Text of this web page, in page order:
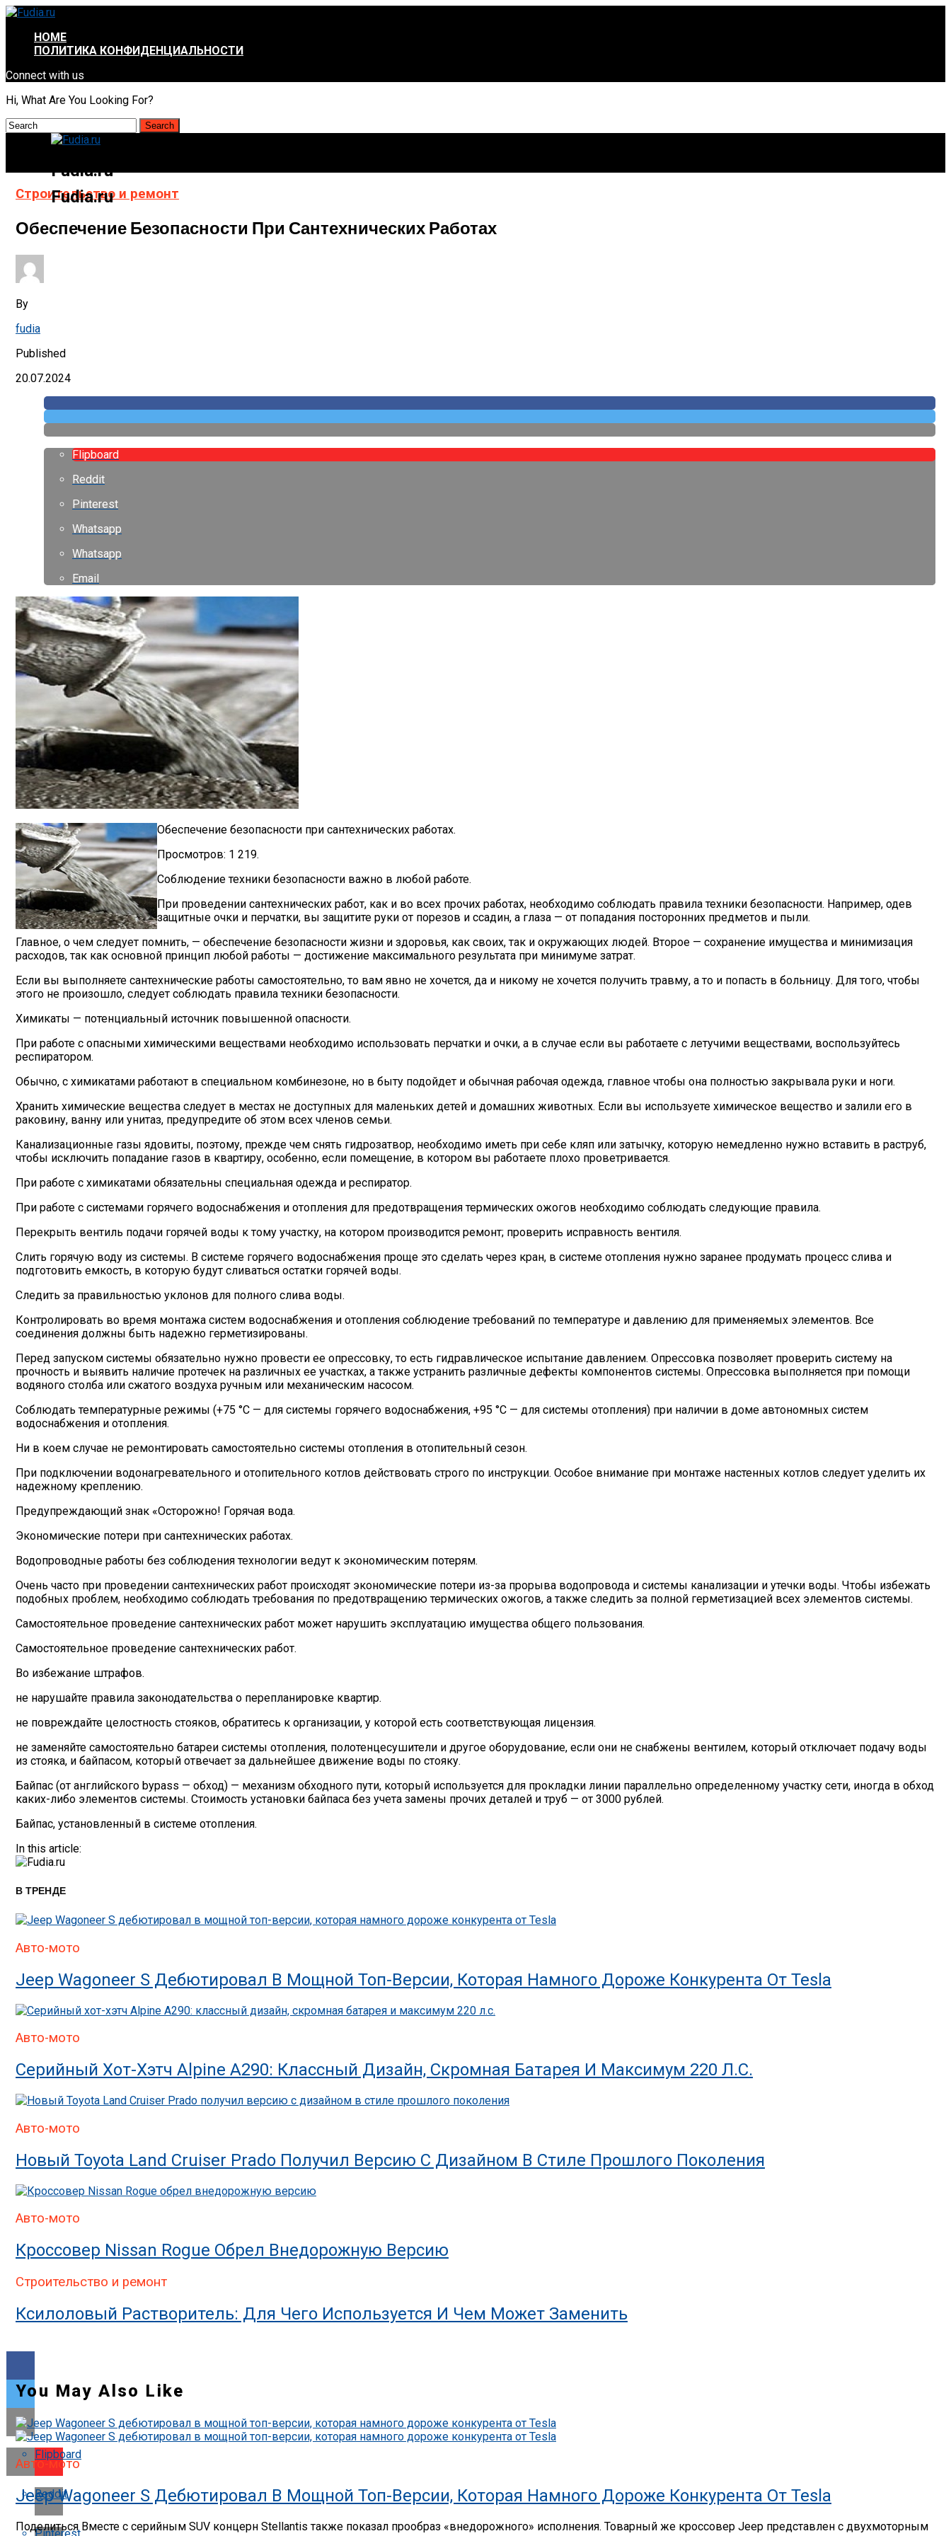
HOME
ПОЛИТИКА КОНФИДЕНЦИАЛЬНОСТИ
Connect with us
Hi, What Are You Looking For?
Fudia.ru
Fudia.ru
Строительство и ремонт
Обеспечение Безопасности При Сантехнических Работах
By
fudia
Published
20.07.2024
Flipboard
Reddit
Pinterest
Whatsapp
Whatsapp
Email
Обеспечение безопасности при сантехнических работах.
Просмотров: 1 219.
Соблюдение техники безопасности важно в любой работе.
При проведении сантехнических работ, как и во всех прочих работах, необходимо соблюдать правила техники безопасности. Например, одев
защитные очки и перчатки, вы защитите руки от порезов и ссадин, а глаза — от попадания посторонних предметов и пыли.
Главное, о чем следует помнить, — обеспечение безопасности жизни и здоровья, как своих, так и окружающих людей. Второе — сохранение имущества и минимизация
расходов, так как основной принцип любой работы — достижение максимального результата при минимуме затрат.
Если вы выполняете сантехнические работы самостоятельно, то вам явно не хочется, да и никому не хочется получить травму, а то и попасть в больницу. Для того, чтобы
этого не произошло, следует соблюдать правила техники безопасности.
Химикаты — потенциальный источник повышенной опасности.
При работе с опасными химическими веществами необходимо использовать перчатки и очки, а в случае если вы работаете с летучими веществами, воспользуйтесь
респиратором.
Обычно, с химикатами работают в специальном комбинезоне, но в быту подойдет и обычная рабочая одежда, главное чтобы она полностью закрывала руки и ноги.
Хранить химические вещества следует в местах не доступных для маленьких детей и домашних животных. Если вы используете химическое вещество и залили его в
раковину, ванну или унитаз, предупредите об этом всех членов семьи.
Канализационные газы ядовиты, поэтому, прежде чем снять гидрозатвор, необходимо иметь при себе кляп или затычку, которую немедленно нужно вставить в раструб,
чтобы исключить попадание газов в квартиру, особенно, если помещение, в котором вы работаете плохо проветривается.
При работе с химикатами обязательны специальная одежда и респиратор.
При работе с системами горячего водоснабжения и отопления для предотвращения термических ожогов необходимо соблюдать следующие правила.
Перекрыть вентиль подачи горячей воды к тому участку, на котором производится ремонт; проверить исправность вентиля.
Слить горячую воду из системы. В системе горячего водоснабжения проще это сделать через кран, в системе отопления нужно заранее продумать процесс слива и
подготовить емкость, в которую будут сливаться остатки горячей воды.
Следить за правильностью уклонов для полного слива воды.
Контролировать во время монтажа систем водоснабжения и отопления соблюдение требований по температуре и давлению для применяемых элементов. Все
соединения должны быть надежно герметизированы.
Перед запуском системы обязательно нужно провести ее опрессовку, то есть гидравлическое испытание давлением. Опрессовка позволяет проверить систему на
прочность и выявить наличие протечек на различных ее участках, а также устранить различные дефекты компонентов системы. Опрессовка выполняется при помощи
водяного столба или сжатого воздуха ручным или механическим насосом.
Соблюдать температурные режимы (+75 °С — для системы горячего водоснабжения, +95 °С — для системы отопления) при наличии в доме автономных систем
водоснабжения и отопления.
Ни в коем случае не ремонтировать самостоятельно системы отопления в отопительный сезон.
При подключении водонагревательного и отопительного котлов действовать строго по инструкции. Особое внимание при монтаже настенных котлов следует уделить их
надежному креплению.
Предупреждающий знак «Осторожно! Горячая вода.
Экономические потери при сантехнических работах.
Водопроводные работы без соблюдения технологии ведут к экономическим потерям.
Очень часто при проведении сантехнических работ происходят экономические потери из-за прорыва водопровода и системы канализации и утечки воды. Чтобы избежать
подобных проблем, необходимо соблюдать требования по предотвращению термических ожогов, а также следить за полной герметизацией всех элементов системы.
Самостоятельное проведение сантехнических работ может нарушить эксплуатацию имущества общего пользования.
Самостоятельное проведение сантехнических работ.
Во избежание штрафов.
не нарушайте правила законодательства о перепланировке квартир.
не повреждайте целостность стояков, обратитесь к организации, у которой есть соответствующая лицензия.
не заменяйте самостоятельно батареи системы отопления, полотенцесушители и другое оборудование, если они не снабжены вентилем, который отключает подачу воды
из стояка, и байпасом, который отвечает за дальнейшее движение воды по стояку.
Байпас (от английского bypass — обход) — механизм обходного пути, который используется для прокладки линии параллельно определенному участку сети, иногда в обход
каких-либо элементов системы. Стоимость установки байпаса без учета замены прочих деталей и труб — от 3000 рублей.
Байпас, установленный в системе отопления.
In this article:
В ТРЕНДЕ
Авто-мото
Jeep Wagoneer S Дебютировал В Мощной Топ-Версии, Которая Намного Дороже Конкурента От Tesla
Авто-мото
Серийный Хот-Хэтч Alpine A290: Классный Дизайн, Скромная Батарея И Максимум 220 Л.с.
Авто-мото
Новый Toyota Land Cruiser Prado Получил Версию С Дизайном В Стиле Прошлого Поколения
Авто-мото
Кроссовер Nissan Rogue Обрел Внедорожную Версию
Строительство и ремонт
Ксилоловый Растворитель: Для Чего Используется И Чем Может Заменить
Flipboard
Reddit
You May Also Like
Авто-мото
Jeep Wagoneer S Дебютировал В Мощной Топ-Версии, Которая Намного Дороже Конкурента От Tesla
Поделиться Вместе с серийным SUV концерн Stellantis также показал прообраз «внедорожного» исполнения. Товарный же кроссовер Jeep представлен с двухмоторным